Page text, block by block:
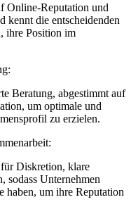
Online-Reputation und
kennt die entscheidenden
ihre Position im
Beratung, abgestimmt auf
um optimale und
zu erzielen.
Diskretion, klare
sodass Unternehmen
haben, um ihre Reputation